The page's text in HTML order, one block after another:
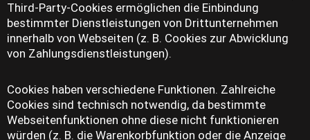
Third-Party-Cookies ermöglichen die Einbindung
bestimmter Dienstleistungen von Drittunternehmen
innerhalb von Webseiten (z. B. Cookies zur Abwicklung
von Zahlungsdienstleistungen).
Cookies haben verschiedene Funktionen. Zahlreiche
Cookies sind technisch notwendig, da bestimmte
Webseitenfunktionen ohne diese nicht funktionieren
würden (z. B. die Warenkorbfunktion oder die Anzeige